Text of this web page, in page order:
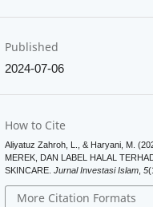
Published
2024-07-06
How to Cite
Aliyatuz Zahroh, L., & Haryani, M.
MEREK, DAN LABEL HALAL
SKINCARE.Jurnal Investasi Islam ,5
More Citation Formats